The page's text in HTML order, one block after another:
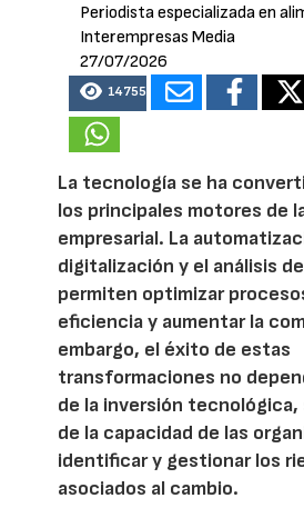
Periodista especializada en
Interempresas Media
27/07/2026
14755
La tecnología se ha
los principales motores de
empresarial. La
digitalización y el análisis
permiten optimizar
eficiencia y aumentar la
embargo, el éxito de estas
transformaciones no
de la inversión tecnológica,
de la capacidad de las
identificar y gestionar los
asociados al cambio.